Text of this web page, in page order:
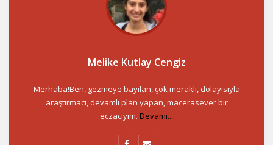
Melike Kutlay Cengiz
Merhaba!Ben, gezmeye bayılan, çok meraklı, dolayısıyla
araştırmacı, devamlı plan yapan, macerasever bir
eczacıyım. Devamı...